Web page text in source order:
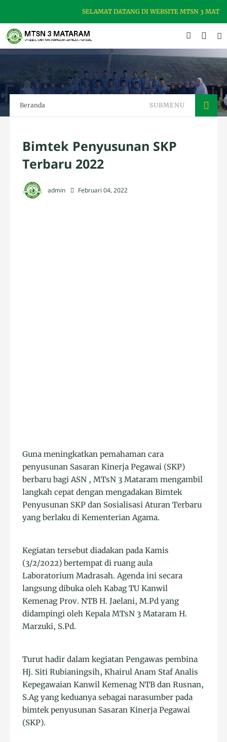
SELAMAT DATANG DI WEBSITE MTSN 3
Beranda SUBMENU
Bimtek Penyusunan SKP
Terbaru 2022
admin Februari 04, 2022
Guna meningkatkan pemahaman cara
penyusunan Sasaran Kinerja Pegawai (SKP)
berbaru bagi ASN , MTsN 3 Mataram mengambil
langkah cepat dengan mengadakan Bimtek
Penyusunan SKP dan Sosialisasi Aturan Terbaru
yang berlaku di Kementerian Agama.
Kegiatan tersebut diadakan pada Kamis
(3/2/2022) bertempat di ruang aula
Laboratorium Madrasah. Agenda ini secara
langsung dibuka oleh Kabag TU Kanwil
Kemenag Prov. NTB H. Jaelani, M.Pd yang
didampingi oleh Kepala MTsN 3 Mataram H.
Marzuki, S.Pd.
Turut hadir dalam kegiatan Pengawas pembina
Hj. Siti Rubianingsih, Khairul Anam Staf Analis
Kepegawaian Kanwil Kemenag NTB dan Rusnan,
S.Ag yang keduanya sebagai narasumber pada
bimtek penyusunan Sasaran Kinerja Pegawai
(SKP).